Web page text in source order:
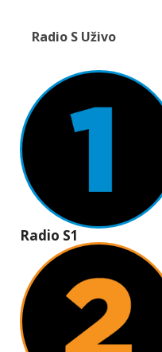
Radio S Uživo
Radio S1